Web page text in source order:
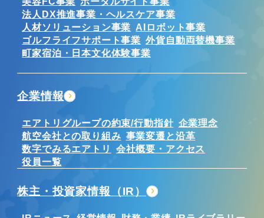
法人DX推進事業・ヘルスケア事業
人材ソリューション事業 AIロボット事業
ゴルフライフサポート事業 外貨自動両替機事業
町家宿泊・日本文化体験事業
企業情報
エアトリグループの約束/行動指針 企業理念
航空会社との取り組み 事業変遷と沿革
数字でみるエアトリ
会社概要・アクセス
役員一覧
株主・投資家情報（IR）